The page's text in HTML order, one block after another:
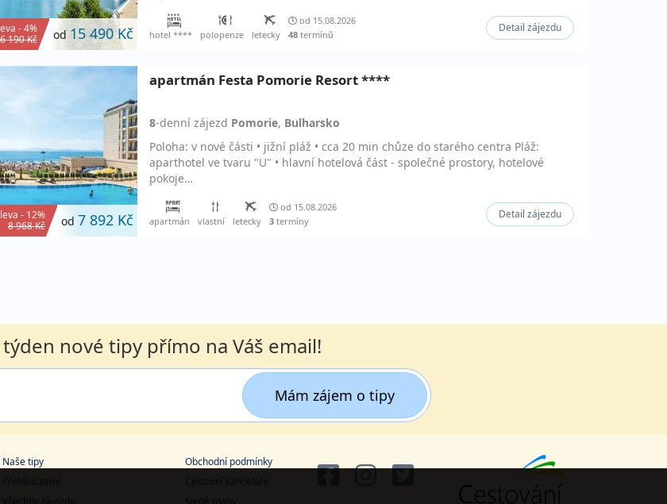
- 4%
190 Kč
od 15 490 Kč hotel **** polopenze letecky
od 15.08.2026
48termínů
Detail zájezdu
- 12%
8 968 Kč
od 7 892 Kč
apartmán Festa Pomorie Resort ****
8-dennízájezd Pomorie, Bulharsko
Poloha: v nové části • jižní pláž • cca 20 min chůze do starého centra Pláž:
aparthotel ve tvaru "U" • hlavní hotelová část - společné prostory, hotelové
pokoje…
apartmán vlastní letecky
od 15.08.2026
3termíny
Detail zájezdu
týden nové tipy přímo na Váš email!
Mám zájem o tipy
Naše tipy
Přehled zemí
Obchodní podmínky
Cestovní kanceláře